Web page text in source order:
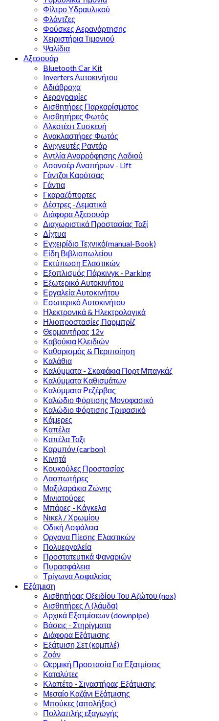
Φίλτρο Υδραυλικού
Φλάντζες
Φούσκες Αερανάρτησης
Χειριστήρια Τιμονιού
Ψαλίδια
Αξεσουάρ
Bluetooth Car Kit
Inverters Αυτοκινήτου
Αδιάβροχα
Αερογραφίες
Αισθητήρες Παρκαρίσματος
Αισθητήρες Φωτός
Αλκοτέστ Συσκευή
Ανακλαστήρες Φωτός
Ανιχνευτές Ραντάρ
Αντλία Αναρρόφησης Λαδιού
Ασανσέρ Αναπήρων - Lift
Γάντζοι Καρότσας
Γάντια
Γκαραζόπορτες
Δέστρες -Δεματικά
Διάφορα Αξεσουάρ
Διαχωριστικά Προστασίας Ταξί
Δίχτυα
Εγχειρίδιο Τεχνικό(manual-Book)
Είδη Βιβλιοπωλείου
Εκτύπωση Ελαστικών
Εξοπλισμός Πάρκινγκ - Parking
Εξωτερικό Αυτοκινήτου
Εργαλεία Αυτοκινήτου
Εσωτερικό Αυτοκινήτου
Ηλεκτρονικά & Ηλεκτρολογικά
Ηλιοπροστασίες Παρμπρίζ
Θερμαντήρας 12v
Καβούκια Κλειδιών
Καθαρισμός & Περιποίηση
Καλάθια
Καλύμματα - Σκαφάκια Πορτ Μπαγκάζ
Καλύμματα Καθισμάτων
Καλύμματα Ρεζέρβας
Καλώδιο Φόρτισης Μονοφασικό
Καλώδιο Φόρτισης Τριφασικό
Κάμερες
Καπέλα
Καπέλα Ταξι
Καρμπόν (carbon)
Κινητά
Κουκούλες Προστασίας
Λασπωτήρες
Μαξιλαράκια Ζώνης
Μινιατούρες
Μπάρες - Κάγκελα
Νικελ / Χρωμίου
Οδική Ασφάλεια
Οργανα Πίεσης Ελαστικών
Πολυεργαλεία
Προστατευτικά Φαναριών
Πυρασφάλεια
Τρίγωνα Ασφαλείας
Εξάτμιση
Αισθητήρας Οξειδίου Του Αζώτου (nox)
Αισθητήρες Λ (λάμδα)
Αρχικά Εξατμίσεων (downpipe)
Βάσεις - Στηρίγματα
Διάφορα Εξάτμισης
Εξάτμιση Σετ (κομπλέ)
Ζοάν
Θερμική Προστασία Για Εξατμίσεις
Καταλύτες
Κλαπέτο - Σιγαστήρας Εξάτμισης
Μεσαίο Καζάνι Εξάτμισης
Μπούκες (απολήξεις)
Πολλαπλής εξαγωγής